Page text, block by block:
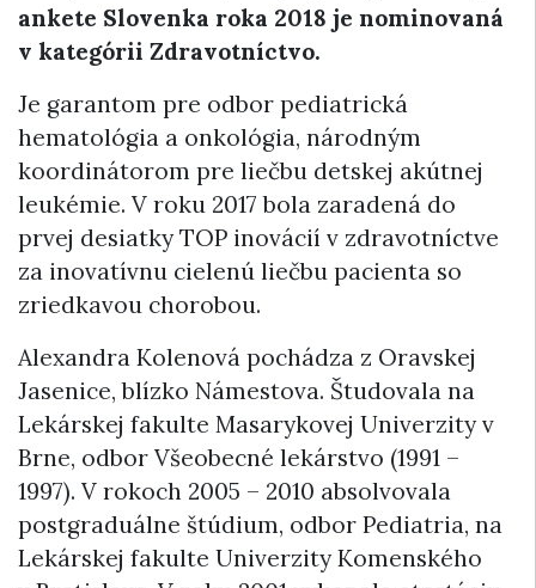
ankete Slovenka roka 2018 je nominovaná
v kategórii Zdravotníctvo.
Je garantom pre odbor pediatrická
hematológia a onkológia, národným
koordinátorom pre liečbu detskej akútnej
leukémie. V roku 2017 bola zaradená do
prvej desiatky TOP inovácií v zdravotníctve
za inovatívnu cielenú liečbu pacienta so
zriedkavou chorobou.
Alexandra Kolenová pochádza z Oravskej
Jasenice, blízko Námestova. Študovala na
Lekárskej fakulte Masarykovej Univerzity v
Brne, odbor Všeobecné lekárstvo (1991 –
1997). V rokoch 2005 – 2010 absolvovala
postgraduálne štúdium, odbor Pediatria, na
Lekárskej fakulte Univerzity Komenského